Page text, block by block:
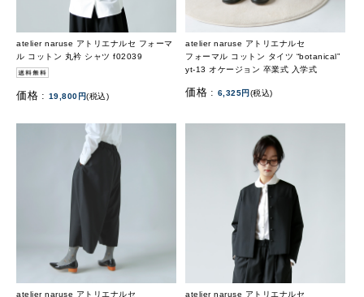
atelier naruse アトリエナルセ フォーマ
ル コットン 丸衿 シャツ f02039
価格 : 19,800円(税込)
atelier naruse アトリエナルセ
フォーマル コットン タイツ “botanical”
yt-13 オケージョン 卒業式 入学式
価格 : 6,325円(税込)
atelier naruse アトリエナルセ
atelier naruse アトリエナルセ